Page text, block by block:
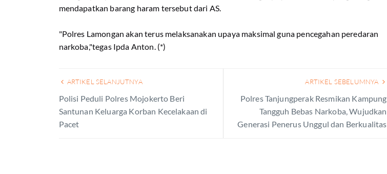
mendapatkan barang haram tersebut dari AS.
"Polres Lamongan akan terus melaksanakan upaya maksimal guna pencegahan peredaran
narkoba,"tegas Ipda Anton. (*)
ARTIKEL SELANJUTNYA
Polisi Peduli Polres Mojokerto Beri
Santunan Keluarga Korban Kecelakaan di
Pacet
ARTIKEL SEBELUMNYA
Polres Tanjungperak Resmikan Kampung
Tangguh Bebas Narkoba, Wujudkan
Generasi Penerus Unggul dan Berkualitas